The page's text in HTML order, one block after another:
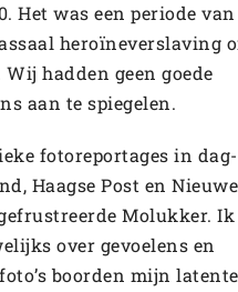
Het was een periode van
heroïneverslaving
hadden geen goede
aan te spiegelen.
fotoreportages in
Haagse Post en Nieuwe
Molukker. Ik
over gevoelens en
boorden mijn latente